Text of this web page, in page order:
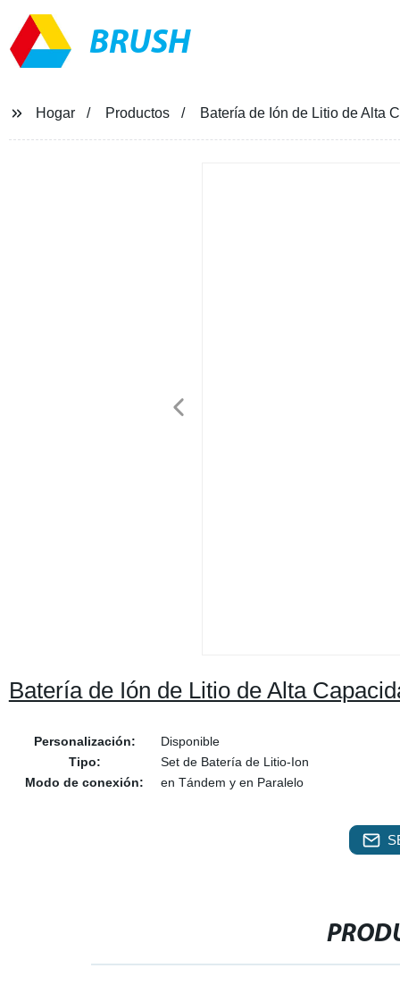
BRUSH
Hogar Productos Batería de Ión de Litio de Alta
Batería de Ión de Litio de Alta
Personalización:
Disponible
Tipo:
Set de Batería de Litio-Ion
Modo de conexión:
en Tándem y en Paralelo